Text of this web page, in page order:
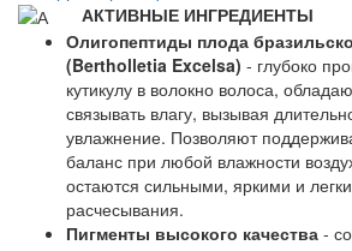
АКТИВНЫЕ ИНГРЕДИЕНТЫ
Олигопептиды плода
(Bertholletia Excelsa) - глубоко
кутикулу в волокно волоса,
связывать влагу, вызывая
увлажнение. Позволяют
баланс при любой влажности
остаются сильными, яркими и
расчесывания.
Пигменты высокого качества -